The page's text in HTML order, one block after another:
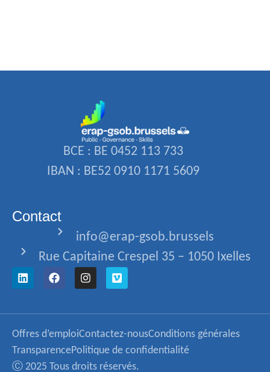
BCE : BE 0452 113 733
IBAN : BE52 0910 1171 5609
Contact
info@erap-gsob.brussels
Rue Capitaine Crespel 35 – 1050 Ixelles
Offres d’emploiContactez-nousConditions générales
Ⓒ 2025 Tous droits réservés.
TransparencePolitique de confidentialité